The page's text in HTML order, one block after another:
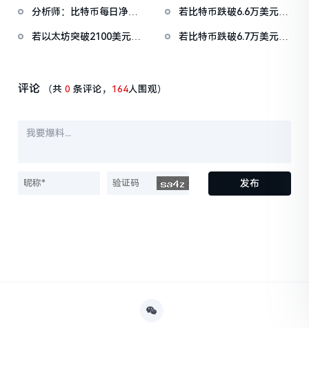
的应用
市场式ETF
ETH相比BTC具有更强的
功能性需求
分析师：比特币每日净买
技股下跌或将导致比特币
若比特币跌破6.6万美元，
度将达8.34亿
若以太坊突破2100美元，
若比特币跌破6.7万美元，
评论 （共0 条评论， 164人围观）
发布